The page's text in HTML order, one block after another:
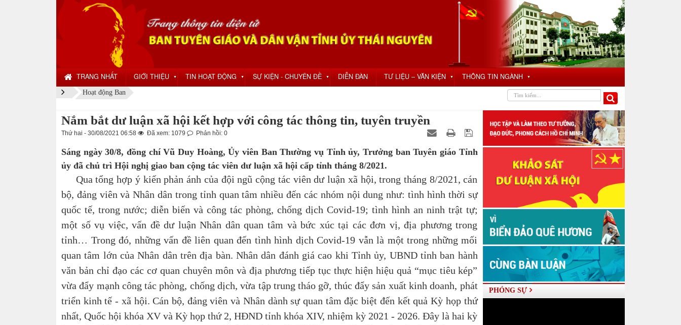
TRANG NHẤT GIỚI THIỆU ▼ TIN HOẠT ĐỘNG ▼ SỰ KIỆN - CHUYÊN ĐỀ ▼ DIỄN ĐÀN TƯ LIỆU – VĂN KIỆN ▼ THÔNG TIN NGÀNH ▼
Hoạt động Ban
Nắm bắt dư luận xã hội kết hợp với công tác thông tin, tuyên truyền
Thứ hai - 30/08/2021 06:58 Đã xem: 1079 Phản hồi: 0
Sáng ngày 30/8, đồng chí Vũ Duy Hoàng, Ủy viên Ban Thường vụ Tỉnh ủy, Trưởng ban Tuyên giáo Tỉnh
ủy đã chủ trì Hội nghị giao ban cộng tác viên dư luận xã hội cấp tỉnh tháng 8/2021.
Qua tổng hợp ý kiến phản ánh của đội ngũ cộng tác viên dư luận xã hội, trong tháng 8/2021, cán
bộ, đảng viên và Nhân dân trong tỉnh quan tâm nhiều đến các nhóm nội dung như: tình hình thời sự
quốc tế, trong nước; diễn biến và công tác phòng, chống dịch Covid-19; tình hình an ninh trật tự;
một số vụ việc, vấn đề dư luận Nhân dân quan tâm và bức xúc tại các đơn vị, địa phương trong
tỉnh… Trong đó, những vấn đề liên quan đến tình hình dịch Covid-19 vẫn là một trong những mối
quan tâm lớn của Nhân dân trên địa bàn. Nhân dân đánh giá cao khi Tỉnh ủy, UBND tỉnh ban hành
văn bản chỉ đạo các cơ quan chuyên môn và địa phương tiếp tục thực hiện hiệu quả “mục tiêu kép”
vừa đẩy mạnh công tác phòng, chống dịch, vừa tập trung tháo gỡ, thúc đẩy sản xuất kinh doanh, phát
triển kinh tế - xã hội. Cán bộ, đảng viên và Nhân dành sự quan tâm đặc biệt đến kết quả Kỳ họp thứ
nhất, Quốc hội khóa XV và Kỳ họp thứ 2, HĐND tỉnh khóa XIV, nhiệm kỳ 2021 - 2026. Đây là hai kỳ
PHÓNG SỰ